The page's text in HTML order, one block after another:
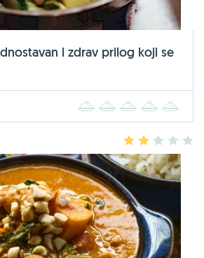
i zdrav prilog koji se
2 3 4
2 3 4